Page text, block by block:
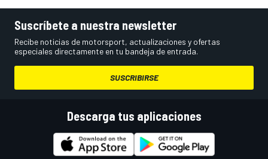
Suscríbete a nuestra newsletter
Recibe noticias de motorsport, actualizaciones y ofertas
especiales directamente en tu bandeja de entrada.
SUSCRIBIRSE
Descarga tus aplicaciones